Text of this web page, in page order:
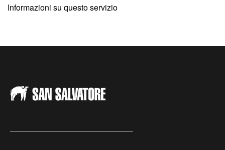
Informazioni su questo servizio